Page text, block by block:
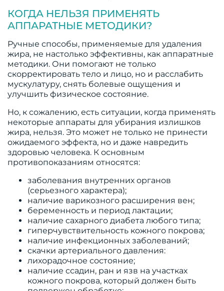
КОГДА НЕЛЬЗЯ ПРИМЕНЯТЬ
АППАРАТНЫЕ МЕТОДИКИ?
Ручные способы, применяемые для удаления
жира, не настолько эффективны, как аппаратные
методики. Они помогают не только
скорректировать тело и лицо, но и расслабить
мускулатуру, снять болевые ощущения и
улучшить физическое состояние.
Но, к сожалению, есть ситуации, когда применять
некоторые аппараты для убирания излишков
жира, нельзя. Это может не только не принести
ожидаемого эффекта, но и даже навредить
здоровью человека. К основным
противопоказаниям относятся:
заболевания внутренних органов
(серьезного характера);
наличие варикозного расширения вен;
беременность и период лактации;
наличие сахарного диабета любого типа;
гиперчувствительность кожного покрова;
наличие инфекционных заболеваний;
скачки артериального давления:
лихорадочное состояние;
наличие ссадин, ран и язв на участках
кожного покрова, который должен быть